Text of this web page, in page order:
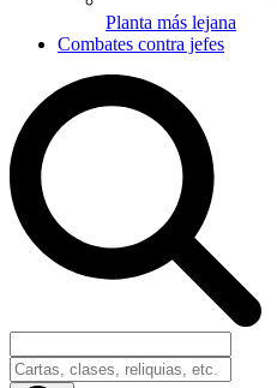
Planta más lejana
Combates contra jefes